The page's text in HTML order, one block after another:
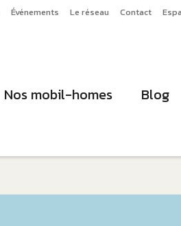
Événements Le réseau Contact
Nos mobil-homes Blog